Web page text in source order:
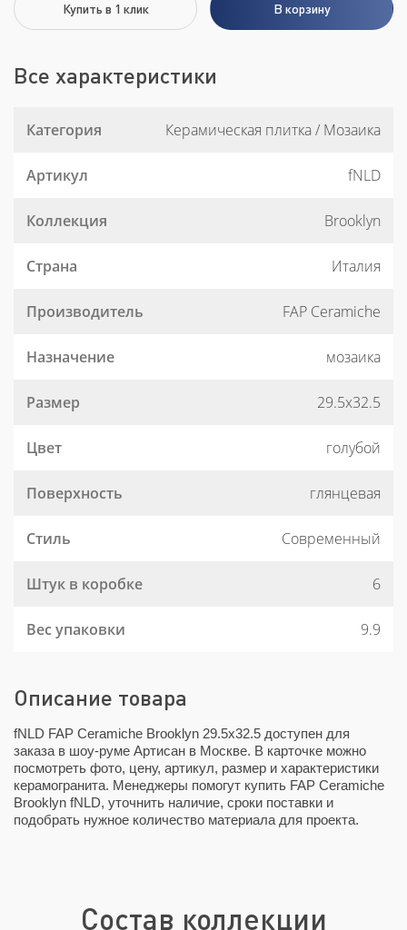
Купить в 1 клик В корзину
Все характеристики
Категория Керамическая плитка / Мозаика
Артикул fNLD
Коллекция Brooklyn
Страна Италия
Производитель FAP Ceramiche
Назначение мозаика
Размер 29.5x32.5
Цвет голубой
Поверхность глянцевая
Стиль Современный
Штук в коробке 6
Вес упаковки 9.9
Описание товара
fNLD FAP Ceramiche Brooklyn 29.5x32.5 доступен для
заказа в шоу-руме Артисан в Москве. В карточке можно
посмотреть фото, цену, артикул, размер и характеристики
керамогранита. Менеджеры помогут купить FAP Ceramiche
Brooklyn fNLD, уточнить наличие, сроки поставки и
подобрать нужное количество материала для проекта.
Состав коллекции